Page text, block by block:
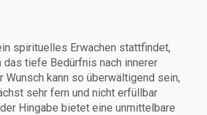
spirituelles Erwachen stattfindet,
das tiefe Bedürfnis nach innerer
Wunsch kann so überwältigend sein,
sehr fern und nicht erfüllbar
Hingabe bietet eine unmittelbare